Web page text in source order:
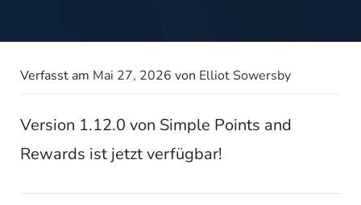
Verfasst am Mai 27, 2026 von Elliot Sowersby
Version 1.12.0 von Simple Points and
Rewards ist jetzt verfügbar!